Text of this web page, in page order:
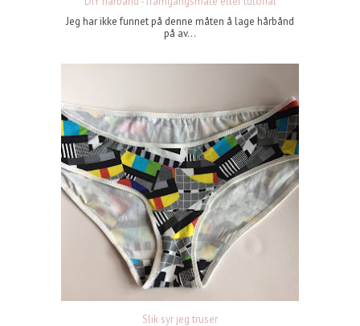
Jeg har ikke funnet på denne måten å lage hårbånd
på av...
Slik syr jeg truser